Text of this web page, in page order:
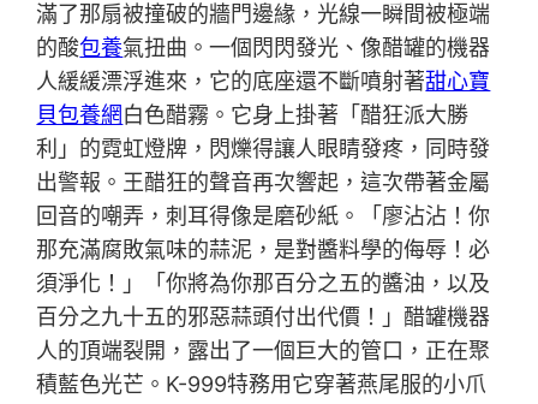
滿了那扇被撞破的牆門邊緣，光線一瞬間被極端
的酸包養氣扭曲。一個閃閃發光、像醋罐的機器
人緩緩漂浮進來，它的底座還不斷噴射著甜心寶
貝包養網白色醋霧。它身上掛著「醋狂派大勝
利」的霓虹燈牌，閃爍得讓人眼睛發疼，同時發
出警報。王醋狂的聲音再次響起，這次帶著金屬
回音的嘲弄，刺耳得像是磨砂紙。「廖沾沾！你
那充滿腐敗氣味的蒜泥，是對醬料學的侮辱！必
須淨化！」「你將為你那百分之五的醬油，以及
百分之九十五的邪惡蒜頭付出代價！」醋罐機器
人的頂端裂開，露出了一個巨大的管口，正在聚
積藍色光芒。K-999特務用它穿著燕尾服的小爪